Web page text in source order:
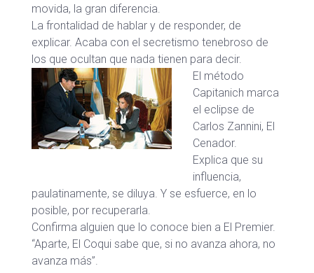
movida, la gran diferencia.
La frontalidad de hablar y de responder, de
explicar. Acaba con el secretismo tenebroso de
los que ocultan que nada tienen para decir.
El método
Capitanich marca
el eclipse de
Carlos Zannini, El
Cenador.
Explica que su
influencia,
paulatinamente, se diluya. Y se esfuerce, en lo
posible, por recuperarla.
Confirma alguien que lo conoce bien a El Premier.
“Aparte, El Coqui sabe que, si no avanza ahora, no
avanza más”.